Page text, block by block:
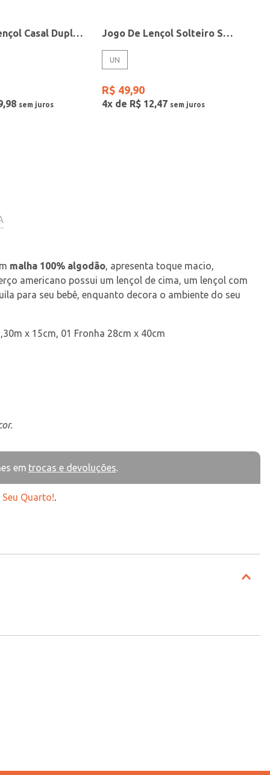
Jodo de Lençol Casal Duplo 200 Fios Altenburg ROSA
,98
Jogo De Lençol Solteiro Simples Slim BEGE
UN
R$ 49,90
4x de R$ 12,47
malha 100% algodão, apresenta toque macio,
americano possui um lençol de cima, um lençol com
para seu bebê, enquanto decora o ambiente do seu
x 15cm, 01 Fronha 28cm x 40cm
em trocas e devoluções.
Quarto!.